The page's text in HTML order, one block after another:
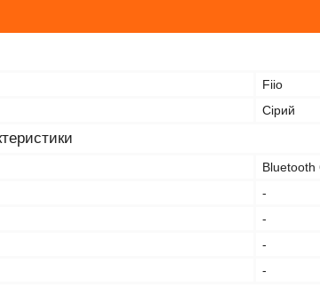
Fiio
Сірий
Bluetooth
-
-
-
-